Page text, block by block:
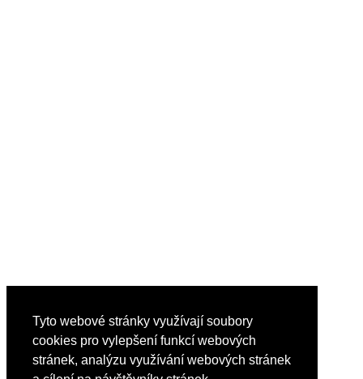
Tyto webové stránky využívají soubory
cookies pro vylepšení funkcí webových
stránek, analýzu využívání webových stránek